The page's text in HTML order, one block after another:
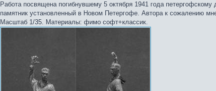
Работа посвящена погибнувшему 5 октября 1941 года петергофскому
памятник установленный в Новом Петергофе. Автора к сожалению
Масштаб 1/35. Материалы: фимо софт+классик.